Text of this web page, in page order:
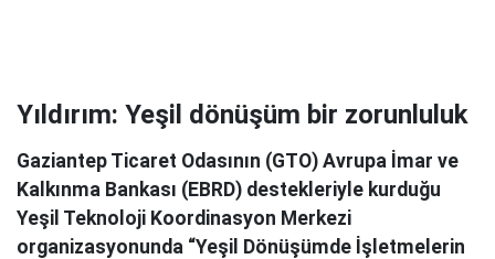
Yıldırım: Yeşil dönüşüm bir zorunluluk
Gaziantep Ticaret Odasının (GTO) Avrupa İmar ve
Kalkınma Bankası (EBRD) destekleriyle kurduğu
Yeşil Teknoloji Koordinasyon Merkezi
organizasyonunda “Yeşil Dönüşümde İşletmelerin